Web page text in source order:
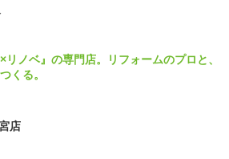
×リノベ』の専門店。リフォームのプロと、
くる。
店